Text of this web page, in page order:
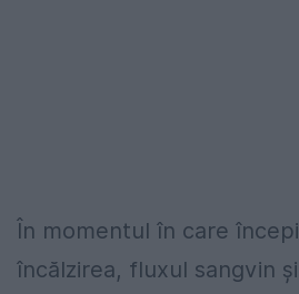
În momentul în care
încălzirea, fluxul sangvin